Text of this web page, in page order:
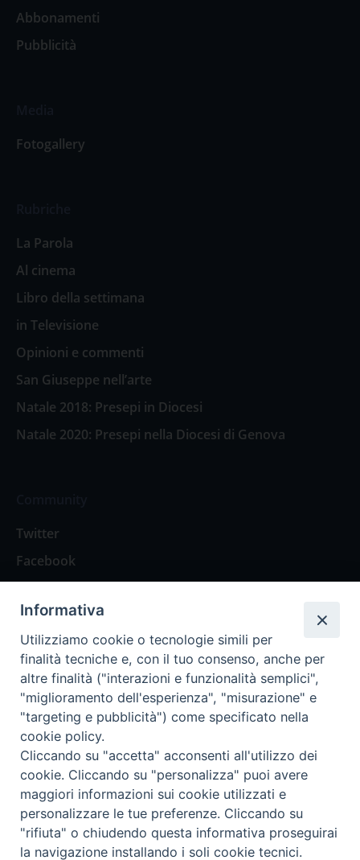
Abbonamenti
Pubblicità
Fotogallery
La Parola
Al cinema
Libro della settimana
in Televisione
Opinioni e commenti
San Giuseppe nell’arte
Natale 2018: Presepi in Diocesi
Natale 2020: Presepi nella Diocesi di Genova
Twitter
Facebook
Spazio Lettori
Eventi
Eventi diocesani
Privacy Policy Informativa Cookie
Informativa
Utilizziamo cookie o tecnologie simili per
finalità tecniche e, con il tuo consenso, anche per
altre finalità ("interazioni e funzionalità semplici",
"miglioramento dell'esperienza", "misurazione" e
"targeting e pubblicità") come specificato nella
cookie policy.
Cliccando su "accetta" acconsenti all'utilizzo dei
cookie. Cliccando su "personalizza" puoi avere
maggiori informazioni sui cookie utilizzati e
personalizzare le tue preferenze. Cliccando su
"rifiuta" o chiudendo questa informativa proseguirai
la navigazione installando i soli cookie tecnici.